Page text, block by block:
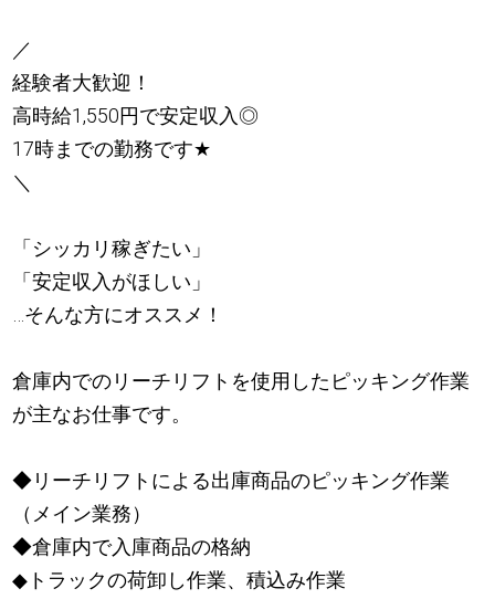
／
経験者大歓迎！
高時給1,550円で安定収入◎
17時までの勤務です★
＼
「シッカリ稼ぎたい」
「安定収入がほしい」
…そんな方にオススメ！
倉庫内でのリーチリフトを使用したピッキング作業
が主なお仕事です。
◆リーチリフトによる出庫商品のピッキング作業
（メイン業務）
◆倉庫内で入庫商品の格納
◆トラックの荷卸し作業、積込み作業